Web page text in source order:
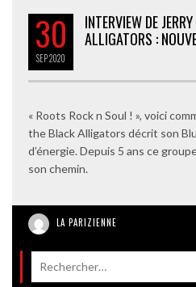
30
SEP2020
INTERVIEW DE
ALLIGATORS :
« Roots Rock n Soul ! », voici
the Black Alligators décrit son
d’énergie. Depuis 5 ans ce
son chemin.
LA PARIZIENNE